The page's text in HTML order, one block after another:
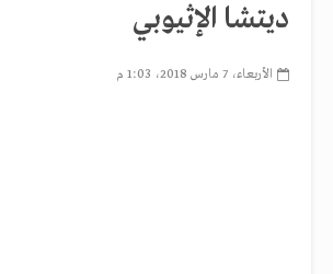
ديتشا الإثيوبي
الأربعاء، 7 مارس 2018، 1:03 م